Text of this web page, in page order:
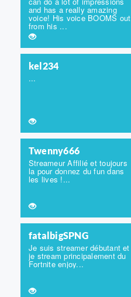
and has a really amazing
voice! His voice BOOMS out
from his ...
kel234
...
Twenny666
Streameur Affilié et toujours
la pour donnez du fun dans
les lives !...
fatalbigSPNG
Je suis streamer débutant et
je stream principalement du
Fortnite enjoy...